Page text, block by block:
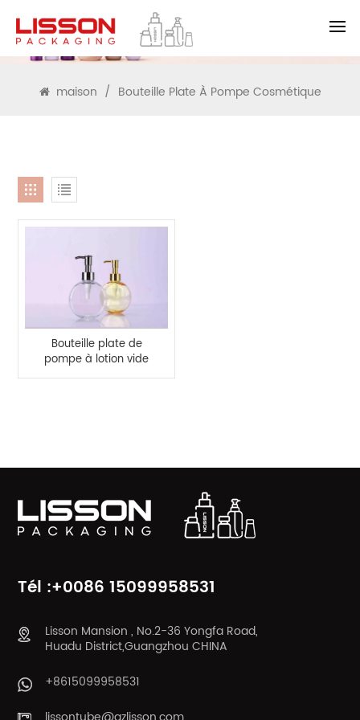
RECHERCHE
maison / Bouteille Plate À Pompe Cosmétique
Bouteille plate de
pompe à lotion vide
de 150 ml de haute
Tél :+0086 15099958531
Lisson Mansion , No.2-36 Yongfa Road,
Huadu District,Guangzhou CHINA
+8615099958531